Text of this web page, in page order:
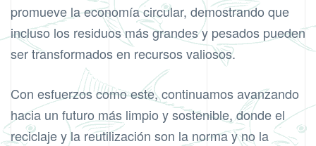
promueve la economía circular, demostrando que
incluso los residuos más grandes y pesados pueden
ser transformados en recursos valiosos.
Con esfuerzos como este, continuamos avanzando
hacia un futuro más limpio y sostenible, donde el
reciclaje y la reutilización son la norma y no la